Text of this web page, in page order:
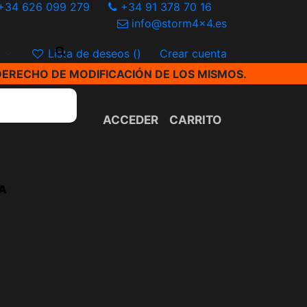
626 099 279
+34 91 378 70 16
info@storm4x4.es
Lista de deseos ()
Crear cuenta
DE MODIFICACIÓN DE LOS MISMOS.
ACCEDER CARRITO